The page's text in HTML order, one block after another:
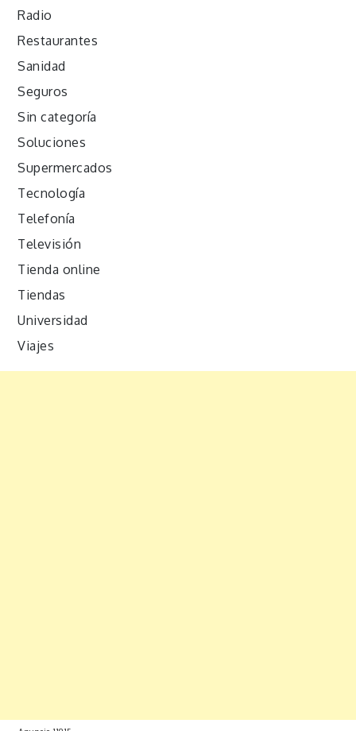
Radio
Restaurantes
Sanidad
Seguros
Sin categoría
Soluciones
Supermercados
Tecnología
Telefonía
Televisión
Tienda online
Tiendas
Universidad
Viajes